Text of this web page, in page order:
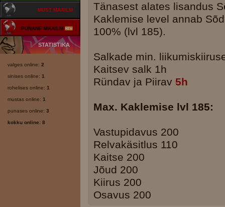
MUST MAAILM
PUNANE MAAILM
STATISTIKA
valges online: 2
sinises online: 1
rohelises online: 1
mustas online: 1
punases online: 3
kokku online: 8
Tänasest alates lisandus
Kaklemise level annab
100% (lvl 185).
Salkade min.
Kaitsev salk 1h
Ründav ja Piirav 5h
Max. Kaklemise lvl 185:
Vastupidavus 200
Relvakäsitlus 110
Kaitse 200
Jõud 200
Kiirus 200
Osavus 200